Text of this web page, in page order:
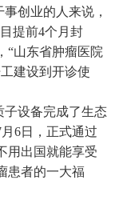
创业的人来说，
提前4个月封
“山东省肿瘤医院
建设到开诊使
子设备完成了生态
6日，正式通过
用出国就能享受
患者的一大福